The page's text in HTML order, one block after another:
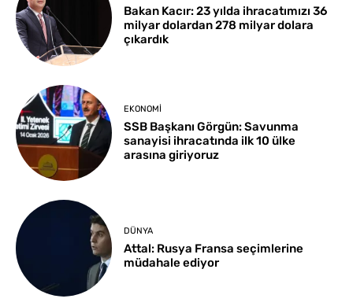
Bakan Kacır: 23 yılda ihracatımızı 36
milyar dolardan 278 milyar dolara
çıkardık
EKONOMI
SSB Başkanı Görgün: Savunma
sanayisi ihracatında ilk 10 ülke
arasına giriyoruz
DÜNYA
Attal: Rusya Fransa seçimlerine
müdahale ediyor